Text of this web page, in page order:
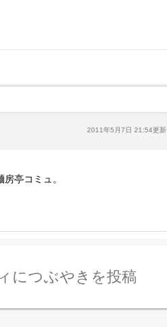
2011年5月7日 21:54更新
亭コミュ。
につぶやきを投稿